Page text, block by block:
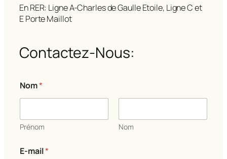
En RER: Ligne A-Charles de Gaulle Etoile, Ligne C et
E Porte Maillot
Contactez-Nous:
Nom*
Prénom Nom
E-mail*